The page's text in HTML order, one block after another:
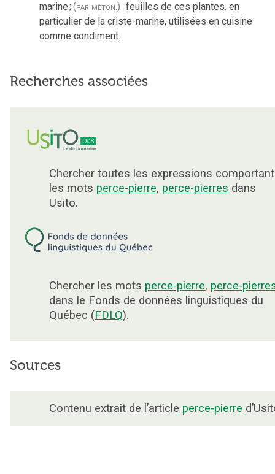
marine;(par méton.) feuilles de ces plantes, en
particulier de la criste-marine, utilisées en cuisine
comme condiment.
Recherches associées
Chercher toutes les expressions comportant
les mots perce-pierre, perce-pierres dans
Usito.
Chercher les mots perce-pierre, perce-
dans le Fonds de données linguistiques du
Québec (FDLQ).
Sources
Contenu extrait de l’article perce-pierre